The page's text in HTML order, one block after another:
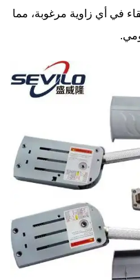
في أي زاوية مرغوبة، مما